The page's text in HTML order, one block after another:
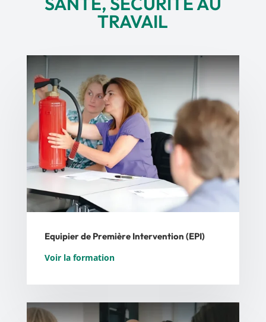
TRAVAIL
Equipier de Première Intervention (EPI)
Voir la formation